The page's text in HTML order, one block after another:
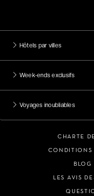
Hôtels par villes
Week-ends exclusifs
Voyages inoubliables
CHARTE
CONDITIONS
BLOG
LES AVIS